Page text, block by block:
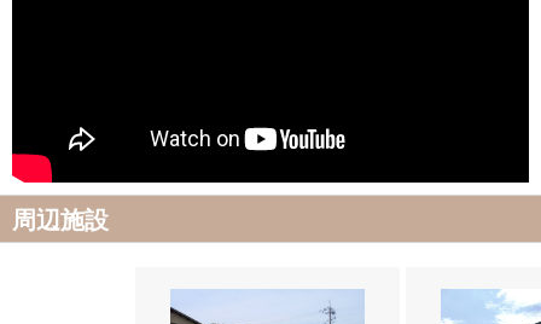
周辺施設